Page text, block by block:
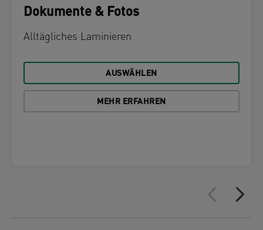
Dokumente & Fotos
Alltägliches Laminieren
AUSWÄHLEN
MEHR ERFAHREN